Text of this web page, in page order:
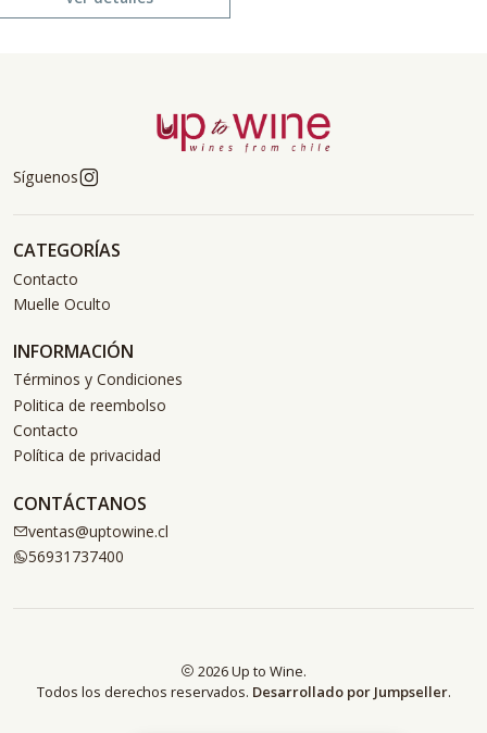
Síguenos
CATEGORÍAS
Contacto
Muelle Oculto
INFORMACIÓN
Términos y Condiciones
Politica de reembolso
Contacto
Política de privacidad
CONTÁCTANOS
ventas@uptowine.cl
56931737400
2026 Up to Wine.
Todos los derechos reservados. Desarrollado por Jumpseller.